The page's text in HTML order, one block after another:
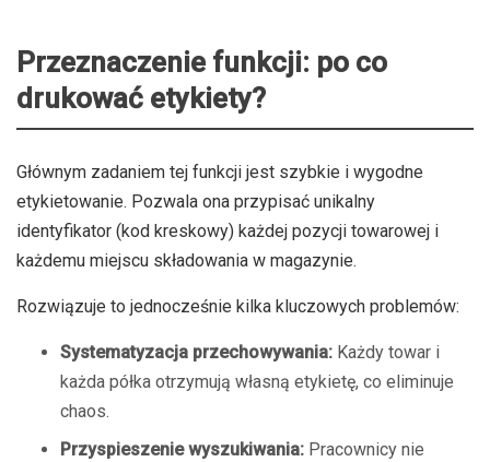
Przeznaczenie funkcji: po co
drukować etykiety?
Głównym zadaniem tej funkcji jest szybkie i wygodne
etykietowanie. Pozwala ona przypisać unikalny
identyfikator (kod kreskowy) każdej pozycji towarowej i
każdemu miejscu składowania w magazynie.
Rozwiązuje to jednocześnie kilka kluczowych problemów:
Systematyzacja przechowywania: Każdy towar i
każda półka otrzymują własną etykietę, co eliminuje
chaos.
Przyspieszenie wyszukiwania: Pracownicy nie